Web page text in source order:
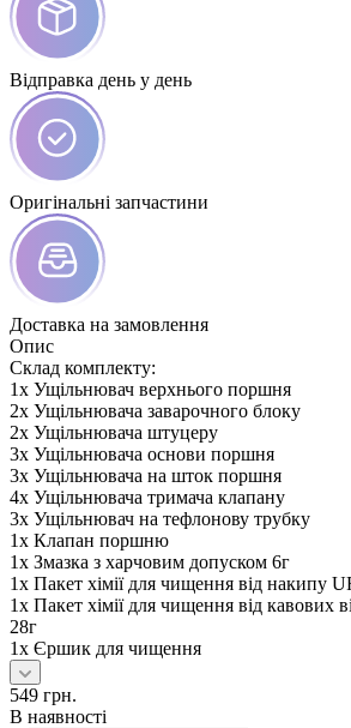
Відправка день у день
Оригінальні запчастини
Доставка на замовлення
Опис
Склад комплекту:
1х Ущільнювач верхнього поршня
2х Ущільнювача заварочного блоку
2х Ущільнювача штуцеру
3х Ущільнювача основи поршня
3х Ущільнювача на шток поршня
4х Ущільнювача тримача клапану
3х Ущільнювач на тефлонову трубку
1х Клапан поршню
1х Змазка з харчовим допуском 6г
1х Пакет хімії для чищення від накипу
1х Пакет хімії для чищення від кавових
28г
1х Єршик для чищення
549 грн.
В наявності